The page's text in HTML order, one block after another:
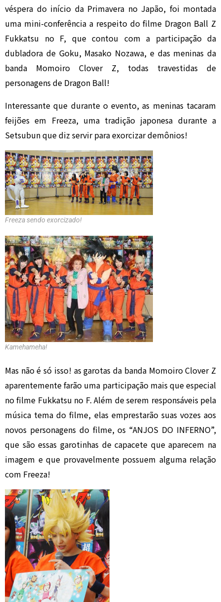
véspera do início da Primavera no Japão, foi montada
uma mini-conferência a respeito do filme Dragon Ball Z
Fukkatsu no F, que contou com a participação da
dubladora de Goku, Masako Nozawa, e das meninas da
banda Momoiro Clover Z, todas travestidas de
personagens de Dragon Ball!
Interessante que durante o evento, as meninas tacaram
feijões em Freeza, uma tradição japonesa durante a
Setsubun que diz servir para exorcizar demônios!
Freeza sendo exorcizado!
Kamehameha!
Mas não é só isso! as garotas da banda Momoiro Clover Z
aparentemente farão uma participação mais que especial
no filme Fukkatsu no F. Além de serem responsáveis pela
música tema do filme, elas emprestarão suas vozes aos
novos personagens do filme, os “ANJOS DO INFERNO”,
que são essas garotinhas de capacete que aparecem na
imagem e que provavelmente possuem alguma relação
com Freeza!